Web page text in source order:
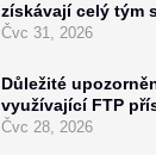
získávají celý tým
Čvc 31, 2026
Důležité
využívající FTP
Čvc 28, 2026